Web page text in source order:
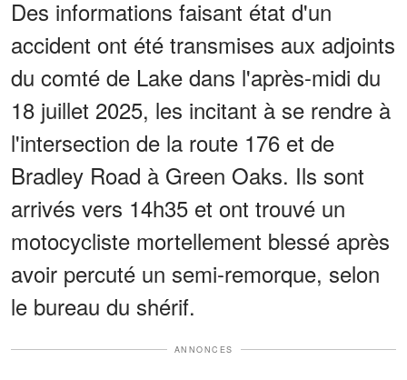
Des informations faisant état d'un
accident ont été transmises aux adjoints
du comté de Lake dans l'après-midi du
18 juillet 2025, les incitant à se rendre à
l'intersection de la route 176 et de
Bradley Road à Green Oaks. Ils sont
arrivés vers 14h35 et ont trouvé un
motocycliste mortellement blessé après
avoir percuté un semi-remorque, selon
le bureau du shérif.
ANNONCES